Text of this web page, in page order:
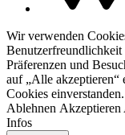
Wir verwenden
Präferenzen und
auf „Alle akzeptieren“
Cookies einverstanden.
Ablehnen Akzeptieren
Infos